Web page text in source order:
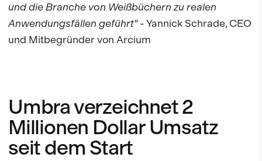
und die Branche von Weißbüchern zu realen
Anwendungsfällen geführt"- Yannick Schrade, CEO
und Mitbegründer von Arcium
Umbra verzeichnet 2
Millionen Dollar Umsatz
seit dem Start